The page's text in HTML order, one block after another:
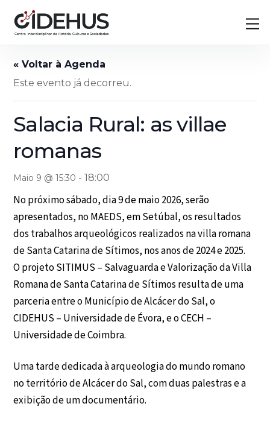
content
Este evento já decorreu.
Salacia Rural: as villae
romanas
Maio 9 @ 15:30 -18:00
No próximo sábado, dia 9 de maio 2026, serão
apresentados, no MAEDS, em Setúbal, os resultados
dos trabalhos arqueológicos realizados na villa romana
de Santa Catarina de Sítimos, nos anos de 2024 e 2025.
O projeto SITIMUS – Salvaguarda e Valorização da Villa
Romana de Santa Catarina de Sítimos resulta de uma
parceria entre o Município de Alcácer do Sal, o
CIDEHUS – Universidade de Évora, e o CECH –
Universidade de Coimbra.
Uma tarde dedicada à arqueologia do mundo romano
no território de Alcácer do Sal, com duas palestras e a
exibição de um documentário.